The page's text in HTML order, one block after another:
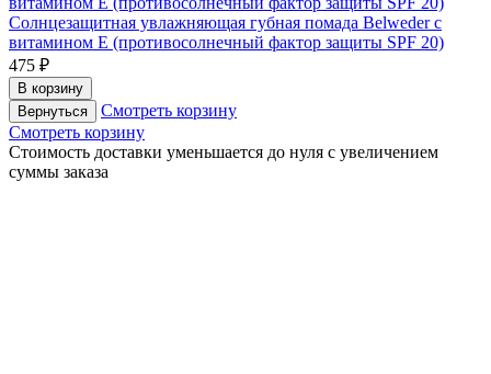
Солнцезащитная увлажняющая губная помада Belweder с
витамином Е (противосолнечный фактор защиты SPF 20)
475 ₽
В корзину
Вернуться
Смотреть корзину
Смотреть корзину
Cтоимость доставки уменьшается до нуля с увеличением
суммы заказа